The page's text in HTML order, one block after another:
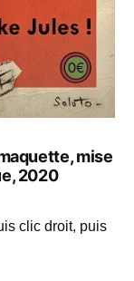
mise
2020
clic droit, puis